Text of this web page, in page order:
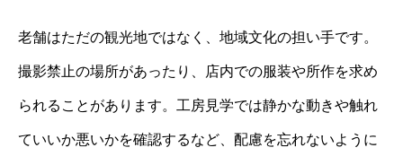
老舗はただの観光地ではなく、地域文化の担い手です。
撮影禁止の場所があったり、店内での服装や所作を求め
られることがあります。工房見学では静かな動きや触れ
ていいか悪いかを確認するなど、配慮を忘れないように